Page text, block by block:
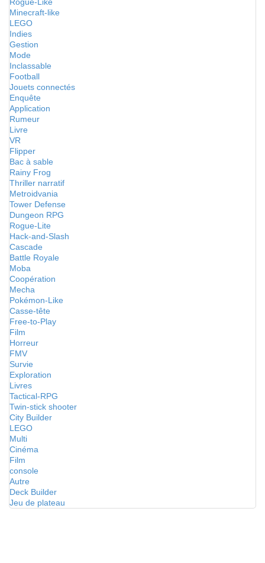
Minecraft-like
LEGO
Indies
Gestion
Mode
Inclassable
Football
Jouets connectés
Enquête
Application
Rumeur
Livre
VR
Flipper
Bac à sable
Rainy Frog
Thriller narratif
Metroidvania
Tower Defense
Dungeon RPG
Rogue-Lite
Hack-and-Slash
Cascade
Battle Royale
Moba
Coopération
Mecha
Pokémon-Like
Casse-tête
Free-to-Play
Film
Horreur
FMV
Survie
Exploration
Livres
Tactical-RPG
Twin-stick shooter
City Builder
LEGO
Multi
Cinéma
Film
console
Autre
Deck Builder
Jeu de plateau